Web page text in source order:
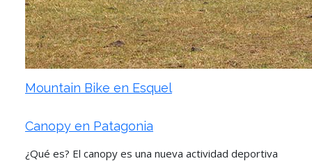
Mountain Bike en Esquel
Canopy en Patagonia
¿Qué es? El canopy es una nueva actividad deportiva